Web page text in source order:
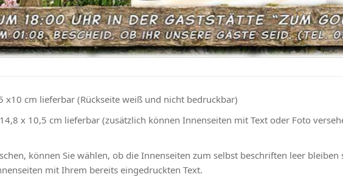
x10 cm lieferbar (Rückseite weiß und nicht bedruckbar)
x 10,5 cm lieferbar (zusätzlich können Innenseiten mit Text oder Foto
können Sie wählen, ob die Innenseiten zum selbst beschriften leer bleiben
mit Ihrem bereits eingedruckten Text.